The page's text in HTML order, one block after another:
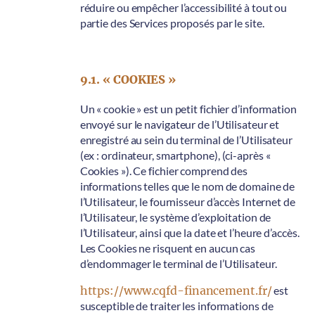
réduire ou empêcher l’accessibilité à tout ou
partie des Services proposés par le site.
9.1. « COOKIES »
Un « cookie » est un petit fichier d’information
envoyé sur le navigateur de l’Utilisateur et
enregistré au sein du terminal de l’Utilisateur
(ex : ordinateur, smartphone), (ci-après «
Cookies »). Ce fichier comprend des
informations telles que le nom de domaine de
l’Utilisateur, le fournisseur d’accès Internet de
l’Utilisateur, le système d’exploitation de
l’Utilisateur, ainsi que la date et l’heure d’accès.
Les Cookies ne risquent en aucun cas
d’endommager le terminal de l’Utilisateur.
https://www.cqfd-financement.fr/est
susceptible de traiter les informations de